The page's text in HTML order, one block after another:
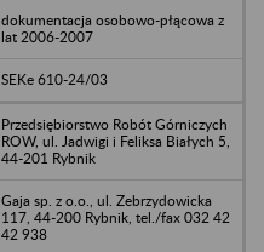
dokumentacja osobowo-płącowa z
lat 2006-2007
SEKe 610-24/03
Przedsiębiorstwo Robót Górniczych
ROW, ul. Jadwigi i Feliksa Białych 5,
44-201 Rybnik
Gaja sp. z o.o., ul. Zebrzydowicka
117, 44-200 Rybnik, tel./fax 032 42
42 938